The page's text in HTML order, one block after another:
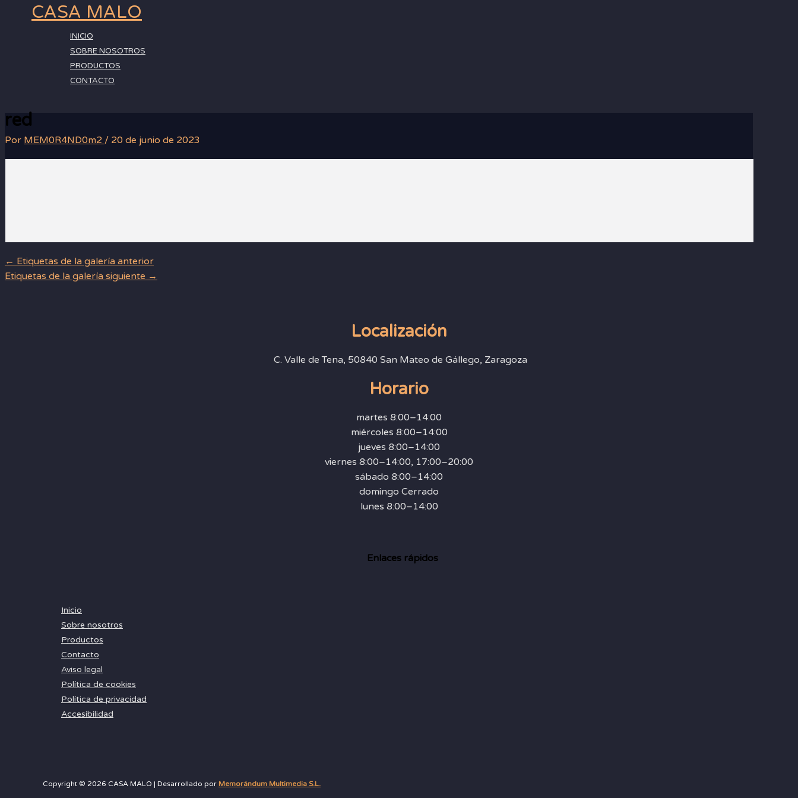
CASA MALO
INICIO
SOBRE NOSOTROS
PRODUCTOS
CONTACTO
red
Por MEM0R4ND0m2 / 20 de junio de 2023
← Etiquetas de la galería anterior
Etiquetas de la galería siguiente →
Localización
C. Valle de Tena, 50840 San Mateo de Gállego, Zaragoza
Horario
martes 8:00–14:00
miércoles 8:00–14:00
jueves 8:00–14:00
viernes 8:00–14:00, 17:00–20:00
sábado 8:00–14:00
domingo Cerrado
lunes 8:00–14:00
Enlaces rápidos
Inicio
Sobre nosotros
Productos
Contacto
Aviso legal
Política de cookies
Política de privacidad
Accesibilidad
Copyright © 2026 CASA MALO | Desarrollado por Memorándum Multimedia S.L.